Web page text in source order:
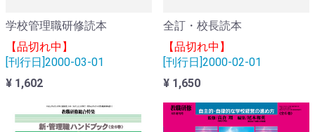
学校管理職研修読本
【品切れ中】
[刊行日]2000-03-01
¥ 1,602
全訂・校長読本
【品切れ中】
[刊行日]2000-02-01
¥ 1,650